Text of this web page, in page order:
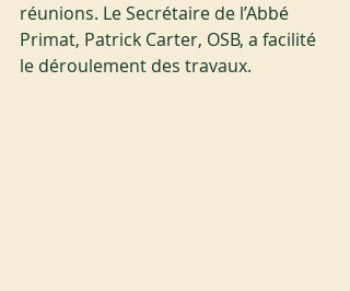
réunions. Le Secrétaire de l’Abbé
Primat, Patrick Carter, OSB, a facilité
le déroulement des travaux.